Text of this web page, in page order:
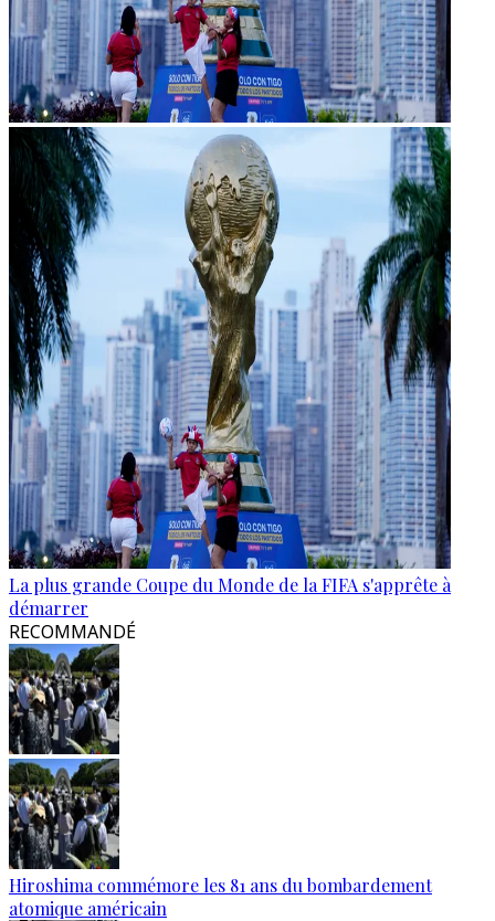
La plus grande Coupe du Monde de la FIFA s'apprête à
démarrer
RECOMMANDÉ
Hiroshima commémore les 81 ans du bombardement
atomique américain